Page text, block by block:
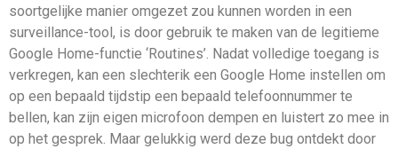
soortgelijke manier omgezet zou kunnen worden in een
surveillance-tool, is door gebruik te maken van de legitieme
Google Home-functie ‘Routines’. Nadat volledige toegang is
verkregen, kan een slechterik een Google Home instellen om
op een bepaald tijdstip een bepaald telefoonnummer te
bellen, kan zijn eigen microfoon dempen en luistert zo mee in
op het gesprek. Maar gelukkig werd deze bug ontdekt door